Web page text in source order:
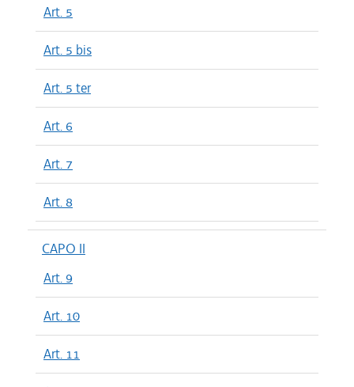
Art. 5
Art. 5 bis
Art. 5 ter
Art. 6
Art. 7
Art. 8
CAPO II
Art. 9
Art. 10
Art. 11